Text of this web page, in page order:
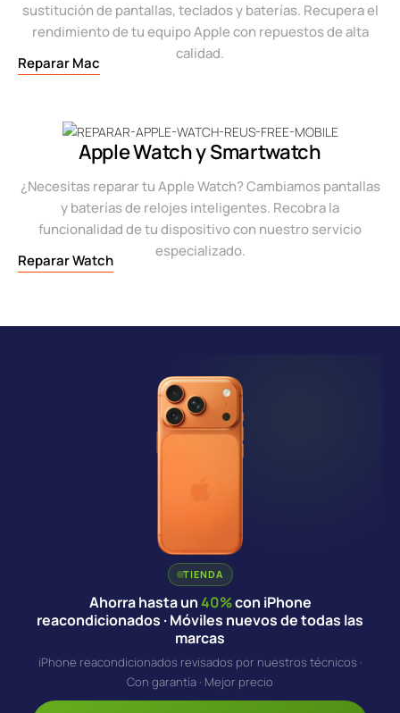
sustitución de pantallas, teclados y baterías. Recupera el
rendimiento de tu equipo Apple con repuestos de alta
calidad.
Reparar Mac
Apple Watch y Smartwatch
¿Necesitas reparar tu Apple Watch? Cambiamos pantallas
y baterías de relojes inteligentes. Recobra la
funcionalidad de tu dispositivo con nuestro servicio
especializado.
Reparar Watch
TIENDA
Ahorra hasta un40%con iPhone
reacondicionados · Móviles nuevos de todas las
marcas
iPhone reacondicionados revisados por nuestros técnicos ·
Con garantía · Mejor precio